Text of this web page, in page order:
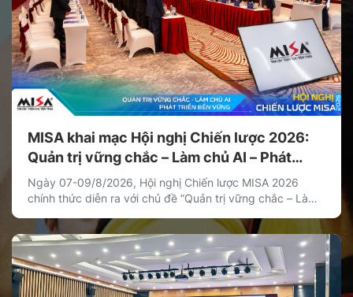
MISA khai mạc Hội nghị Chiến lược 2026:
Quản trị vững chắc – Làm chủ AI – Phát
triển bền vững
Ngày 07-09/8/2026, Hội nghị Chiến lược MISA 2026
chính thức diễn ra với chủ đề “Quản trị vững chắc – Làm
lược thường niên của MISA nhằm thống nhất định hướng
phát triển dài hạn, xác lập các ưu tiên chiến lược […]